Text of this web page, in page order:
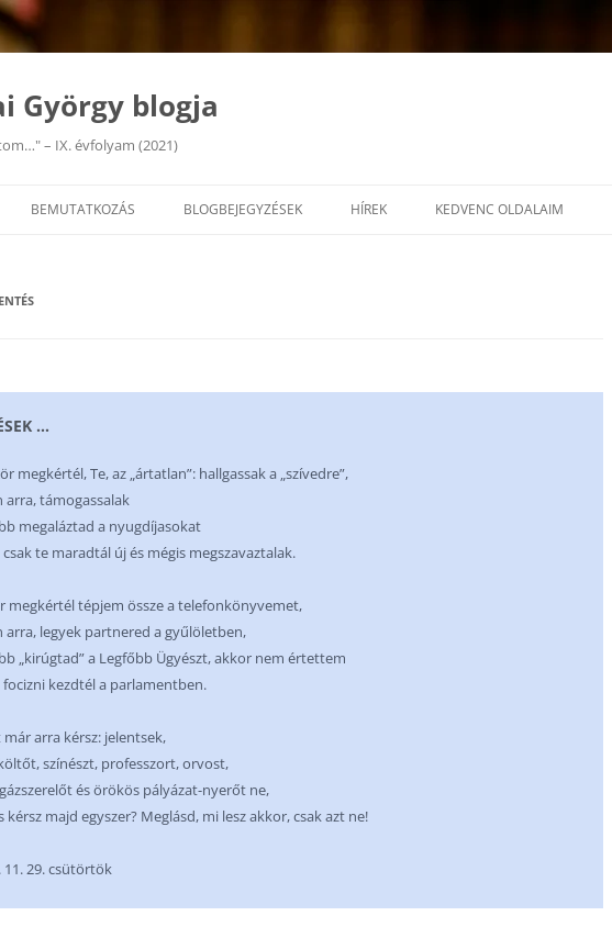
György blogja
– IX. évfolyam (2021)
BEMUTATKOZÁS BLOGBEJEGYZÉSEK HÍREK KEDVENC OLDALAIM
…
megkértél, Te, az „ártatlan”: hallgassak a „szívedre”,
arra, támogassalak
megaláztad a nyugdíjasokat
te maradtál új és mégis megszavaztalak.
megkértél tépjem össze a telefonkönyvemet,
arra, legyek partnered a gyűlöletben,
„kirúgtad” a Legfőbb Ügyészt, akkor nem értettem
focizni kezdtél a parlamentben.
arra kérsz: jelentsek,
színészt, professzort, orvost,
és örökös pályázat-nyerőt ne,
kérsz majd egyszer? Meglásd, mi lesz akkor, csak azt ne!
11. 29. csütörtök